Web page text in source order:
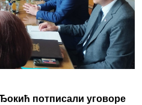
потписали уговоре